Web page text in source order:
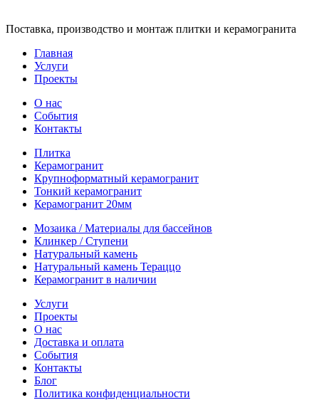
Поставка, производство и монтаж плитки и керамогранита
Главная
Услуги
Проекты
О нас
События
Контакты
Плитка
Керамогранит
Крупноформатный керамогранит
Тонкий керамогранит
Керамогранит 20мм
Мозаика / Материалы для бассейнов
Клинкер / Ступени
Натуральный камень
Натуральный камень Тераццо
Керамогранит в наличии
Услуги
Проекты
О нас
Доставка и оплата
События
Контакты
Блог
Политика конфиденциальности